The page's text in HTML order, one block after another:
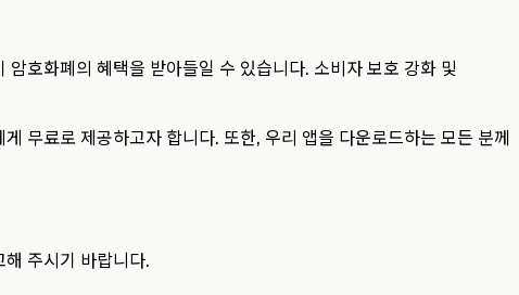
호화폐의 혜택을 받아들일 수 있습니다. 소비자 보호 강화 및
무료로 제공하고자 합니다. 또한, 우리 앱을 다운로드하는 모든 분께
주시기 바랍니다.